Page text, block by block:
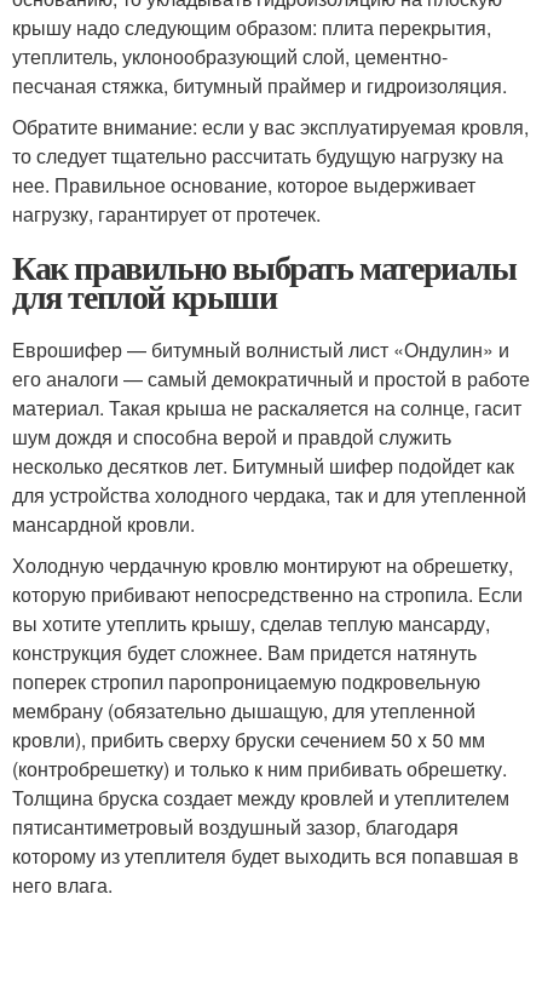
крышу надо следующим образом: плита перекрытия,
утеплитель, уклонообразующий слой, цементно-
песчаная стяжка, битумный праймер и гидроизоляция.
Обратите внимание: если у вас эксплуатируемая кровля,
то следует тщательно рассчитать будущую нагрузку на
нее. Правильное основание, которое выдерживает
нагрузку, гарантирует от протечек.
Как правильно выбрать материалы
для теплой крыши
Еврошифер — битумный волнистый лист «Ондулин» и
его аналоги — самый демократичный и простой в работе
материал. Такая крыша не раскаляется на солнце, гасит
шум дождя и способна верой и правдой служить
несколько десятков лет. Битумный шифер подойдет как
для устройства холодного чердака, так и для утепленной
мансардной кровли.
Холодную чердачную кровлю монтируют на обрешетку,
которую прибивают непосредственно на стропила. Если
вы хотите утеплить крышу, сделав теплую мансарду,
конструкция будет сложнее. Вам придется натянуть
поперек стропил паропроницаемую подкровельную
мембрану (обязательно дышащую, для утепленной
кровли), прибить сверху бруски сечением 50 x 50 мм
(контробрешетку) и только к ним прибивать обрешетку.
Толщина бруска создает между кровлей и утеплителем
пятисантиметровый воздушный зазор, благодаря
которому из утеплителя будет выходить вся попавшая в
него влага.